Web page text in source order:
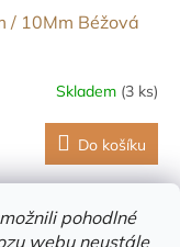
pohodlné
webu neustále
/ 10Mm Béžová
Skladem (3 ks)
Do košíku